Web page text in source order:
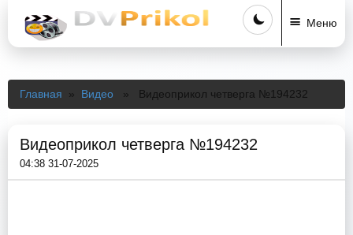
Меню
Главная » Видео » Видеоприкол четверга №194232
Видеоприкол четверга №194232
04:38 31-07-2025